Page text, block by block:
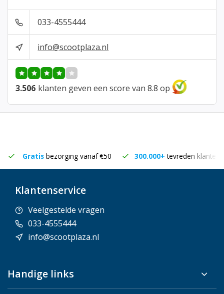
033-4555444
info@scootplaza.nl
3.506 klanten geven een score van 8.8 op
Gratis bezorging vanaf €50 300.000+tevreden klanten
Klantenservice
Veelgestelde vragen
033-4555444
info@scootplaza.nl
Handige links